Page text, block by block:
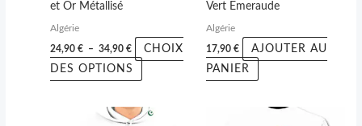
et Or Métallisé
Algérie
24,90€ – 34,90€
CHOIX
DES OPTIONS
sur
la
page
produit
Vert Émeraude
Algérie
17,90 €
AJOUTER AU
PANIER
Ce